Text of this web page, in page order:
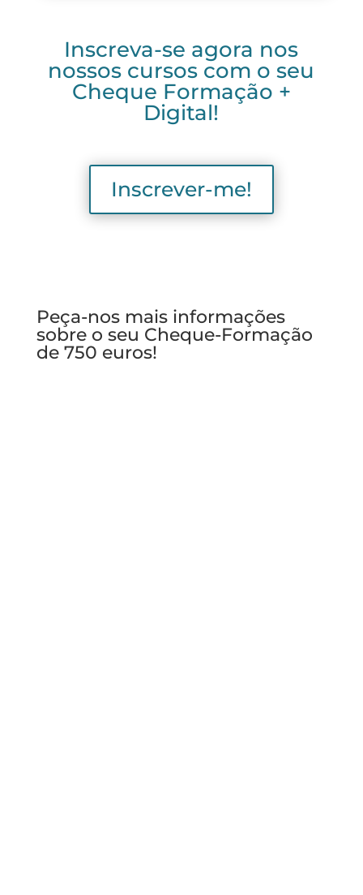
Inscreva-se agora nos
nossos cursos com o seu
Cheque Formação +
Digital!
Inscrever-me!
Peça-nos mais informações
sobre o seu Cheque-Formação
de 750 euros!